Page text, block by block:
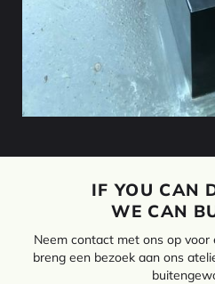
IF YOU CAN
WE CAN
Neem contact met ons op voor
breng een bezoek aan ons